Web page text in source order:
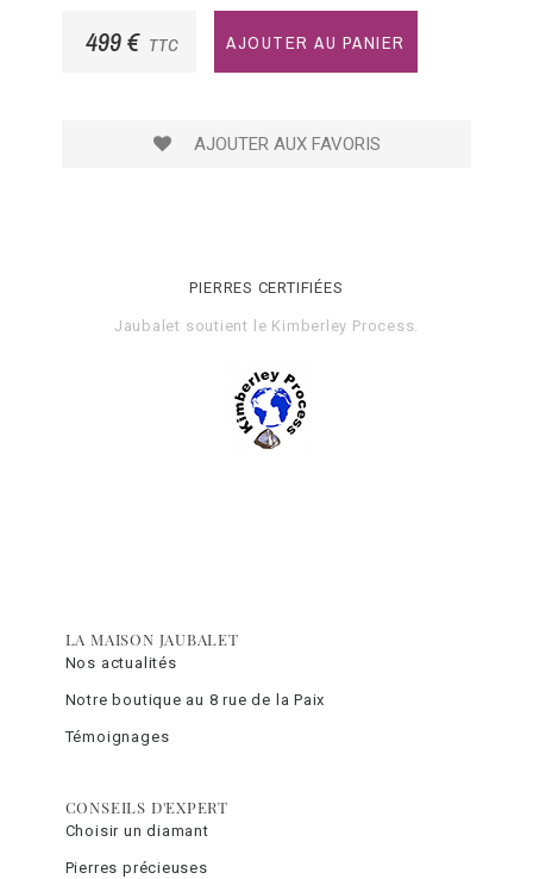
499 € TTC AJOUTER AU PANIER
AJOUTER AUX FAVORIS
PIERRES CERTIFIÉES
Jaubalet soutient le Kimberley Process.
LA MAISON JAUBALET
Nos actualités
Notre boutique au 8 rue de la Paix
Témoignages
CONSEILS D'EXPERT
Choisir un diamant
Pierres précieuses